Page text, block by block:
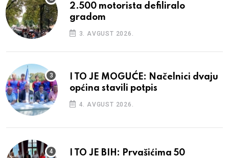
2.500 motorista defiliralo
gradom
3. AVGUST 2026.
I TO JE MOGUĆE: Načelnici dvaju
općina stavili potpis
4. AVGUST 2026.
I TO JE BIH: Prvašićima 50